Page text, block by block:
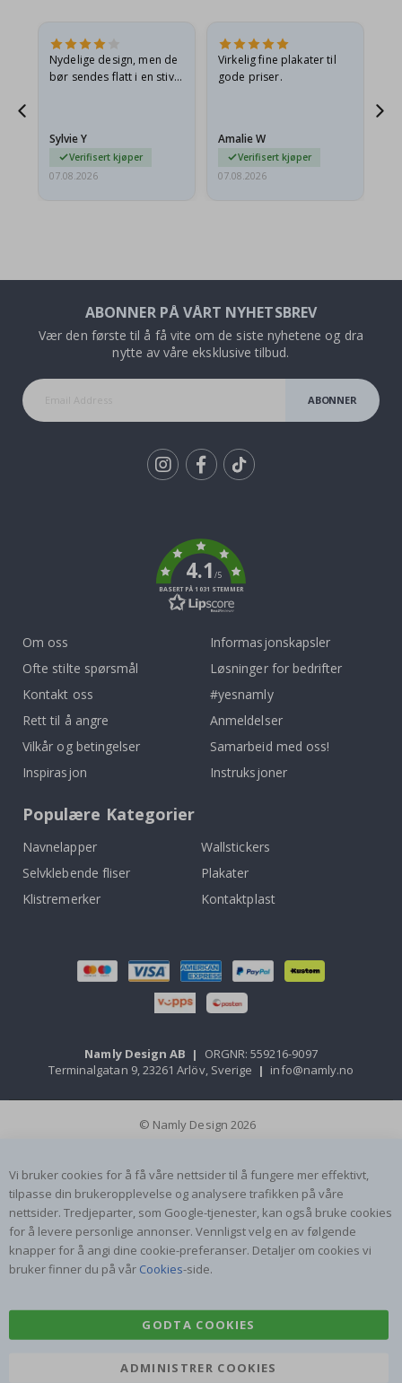
Nydelige design, men de
bør sendes flatt i en stiv
Sylvie Y
Verifisert kjøper
07.08.2026
Virkelig fine plakater til
gode priser.
Amalie W
Verifisert kjøper
07.08.2026
ABONNER PÅ VÅRT NYHETSBREV
Vær den første til å få vite om de siste nyhetene og dra
nytte av våre eksklusive tilbud.
ABONNER
4.1/5
BASERT PÅ 1031 STEMMER
Om oss
Ofte stilte spørsmål
Kontakt oss
Rett til å angre
Vilkår og betingelser
Inspirasjon
Informasjonskapsler
Løsninger for bedrifter
#yesnamly
Anmeldelser
Samarbeid med oss!
Instruksjoner
Populære Kategorier
Navnelapper
Wallstickers
Selvklebende fliser
Plakater
Klistremerker
Kontaktplast
Namly Design AB |
ORGNR: 559216-9097
Terminalgatan 9, 23261 Arlöv, Sverige | info@namly.no
© Namly Design 2026
Vi bruker cookies for å få våre nettsider til å fungere mer effektivt,
tilpasse din brukeropplevelse og analysere trafikken på våre
nettsider. Tredjeparter, som Google-tjenester, kan også bruke cookies
for å levere personlige annonser. Vennligst velg en av følgende
knapper for å angi dine cookie-preferanser. Detaljer om cookies vi
bruker finner du på vår Cookies-side.
GODTA COOKIES
ADMINISTRER COOKIES